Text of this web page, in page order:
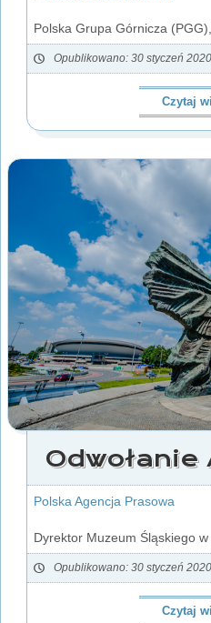
Polska Grupa Górnicza
Opublikowano: 30 styczeń 2020
Czytaj
Polska Agencja Prasowa
Dyrektor Muzeum Śląskiego
Opublikowano: 30 styczeń 2020
Czytaj